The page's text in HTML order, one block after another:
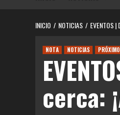
INICIO NOTICIAS EVENTOS |
NOTA NOTICIAS
cerca: